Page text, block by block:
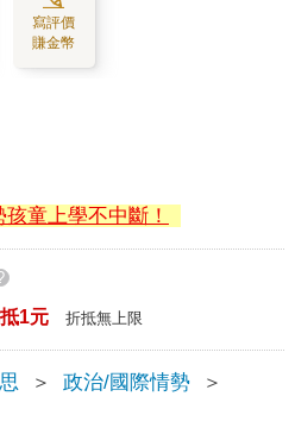
寫評價
賺金幣
童上學不中斷！
1元 折抵無上限
＞ 政治/國際情勢
＞